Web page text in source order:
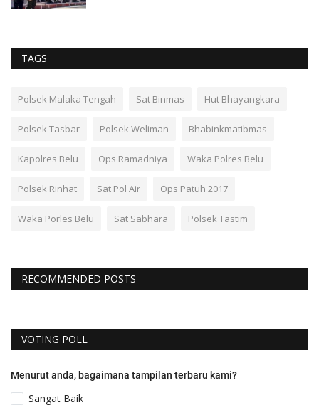
TAGS
Polsek Malaka Tengah Sat Binmas Hut Bhayangkara
Polsek Tasbar Polsek Weliman Bhabinkmatibmas
Kapolres Belu Ops Ramadniya Waka Polres Belu
Polsek Rinhat Sat Pol Air Ops Patuh 2017
Waka Porles Belu Sat Sabhara Polsek Tastim
RECOMMENDED POSTS
VOTING POLL
Menurut anda, bagaimana tampilan terbaru kami?
Sangat Baik